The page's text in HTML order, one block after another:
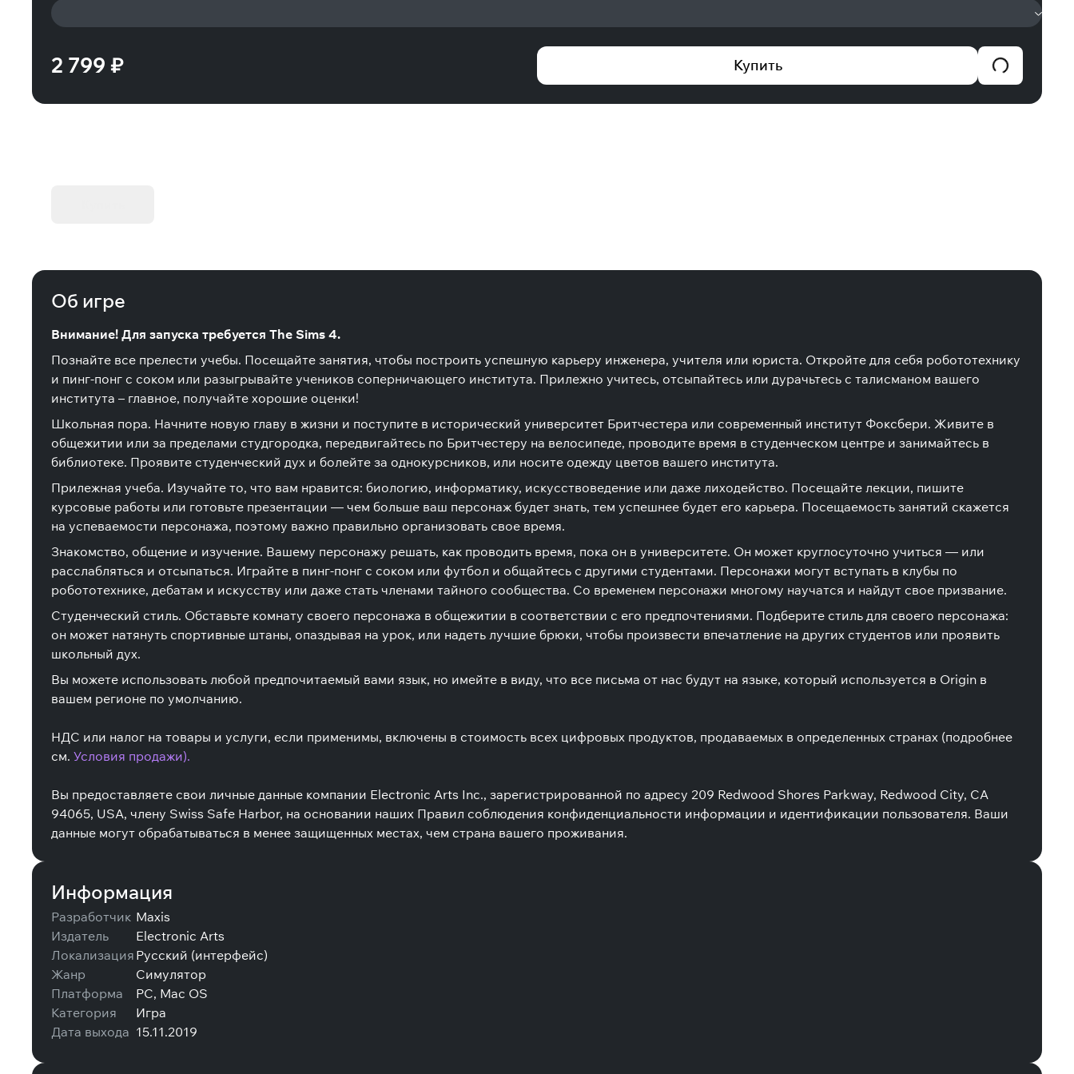
2 799 ₽ Купить
Об игре
Внимание! Для запуска требуется The Sims 4.
Познайте все прелести учебы. Посещайте занятия, чтобы построить успешную карьеру инженера, учителя или юриста. Откройте для себя робототехнику
и пинг-понг с соком или разыгрывайте учеников соперничающего института. Прилежно учитесь, отсыпайтесь или дурачьтесь с талисманом вашего
института – главное, получайте хорошие оценки!
Школьная пора. Начните новую главу в жизни и поступите в исторический университет Бритчестера или современный институт Фоксбери. Живите в
общежитии или за пределами студгородка, передвигайтесь по Бритчестеру на велосипеде, проводите время в студенческом центре и занимайтесь в
библиотеке. Проявите студенческий дух и болейте за однокурсников, или носите одежду цветов вашего института.
Прилежная учеба. Изучайте то, что вам нравится: биологию, информатику, искусствоведение или даже лиходейство. Посещайте лекции, пишите
курсовые работы или готовьте презентации — чем больше ваш персонаж будет знать, тем успешнее будет его карьера. Посещаемость занятий скажется
на успеваемости персонажа, поэтому важно правильно организовать свое время.
Знакомство, общение и изучение. Вашему персонажу решать, как проводить время, пока он в университете. Он может круглосуточно учиться — или
расслабляться и отсыпаться. Играйте в пинг-понг с соком или футбол и общайтесь с другими студентами. Персонажи могут вступать в клубы по
робототехнике, дебатам и искусству или даже стать членами тайного сообщества. Со временем персонажи многому научатся и найдут свое призвание.
Студенческий стиль. Обставьте комнату своего персонажа в общежитии в соответствии с его предпочтениями. Подберите стиль для своего персонажа:
он может натянуть спортивные штаны, опаздывая на урок, или надеть лучшие брюки, чтобы произвести впечатление на других студентов или проявить
школьный дух.
Вы можете использовать любой предпочитаемый вами язык, но имейте в виду, что все письма от нас будут на языке, который используется в Origin в
вашем регионе по умолчанию.
НДС или налог на товары и услуги, если применимы, включены в стоимость всех цифровых продуктов, продаваемых в определенных странах (подробнее
см. Условия продажи).
Вы предоставляете свои личные данные компании Electronic Arts Inc., зарегистрированной по адресу 209 Redwood Shores Parkway, Redwood City, CA
94065, USA, члену Swiss Safe Harbor, на основании наших Правил соблюдения конфиденциальности информации и идентификации пользователя. Ваши
данные могут обрабатываться в менее защищенных местах, чем страна вашего проживания.
Информация
Разработчик Maxis
Издатель
Electronic Arts
Локализация Русский (интерфейс)
Жанр
Симулятор
Платформа
PC, Mac OS
Категория
Игра
Дата выхода 15.11.2019